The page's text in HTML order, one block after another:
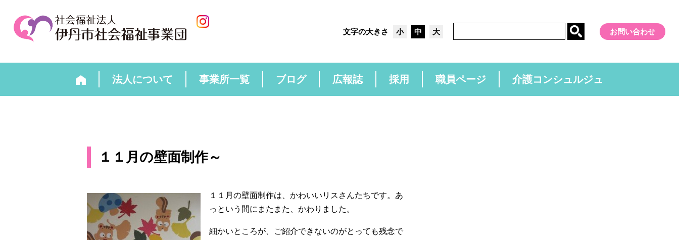
文字の大きさ 小 中 大 お問い合わせ
法人について 事業所一覧 ブログ 広報誌 採用 職員ページ 介護コンシュルジュ
１１月の壁面制作～
１１月の壁面制作は、かわいいリスさんたちです。あ
っという間にまたまた、かわりました。
細かいところが、ご紹介できないのがとっても残念で